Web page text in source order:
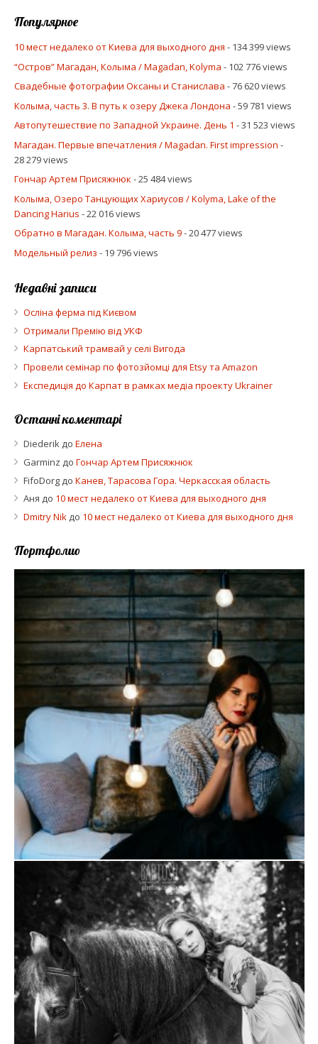
Популярное
10 мест недалеко от Киева для выходного дня - 134 399 views
“Остров” Магадан, Колыма / Magadan, Kolyma - 102 776 views
Свадебные фотографии Оксаны и Станислава - 76 620 views
Колыма, часть 3. В путь к озеру Джека Лондона - 59 781 views
Автопутешествие по Западной Украине. День 1 - 31 523 views
Магадан. Первые впечатления / Magadan. First impression -
28 279 views
Гончар Артем Присяжнюк - 25 484 views
Колыма, Озеро Танцующих Хариусов / Kolyma, Lake of the
Dancing Harius - 22 016 views
Обратно в Магадан. Колыма, часть 9- 20 477 views
Модельный релиз - 19 796 views
Недавні записи
Осліна ферма під Києвом
Отримали Премію від УКФ
Карпатський трамвай у селі Вигода
Провели семінар по фотозйомці для Etsy та Amazon
Експедиція до Карпат в рамках медіа проекту Ukrainer
Останні коментарі
Diederikдо Елена
Garminz до Гончар Артем Присяжнюк
FifoDorgдо Канев, Тарасова Гора. Черкасская область
Аня до 10 мест недалеко от Киева для выходного дня
Dmitry Nikдо 10 мест недалеко от Киева для выходного дня
Портфолио